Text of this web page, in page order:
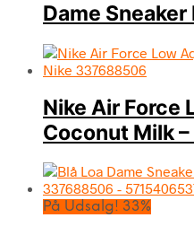
Dame
Nike Air Force
Coconut Milk
På Udsalg! 33%